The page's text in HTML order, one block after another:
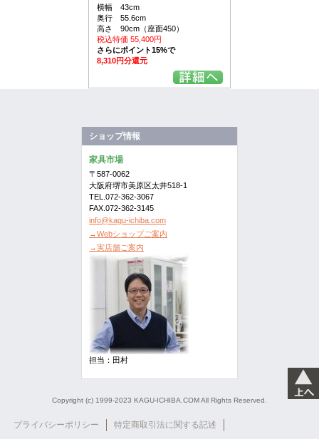
横幅 43cm
奥行 55.6cm
高さ 90cm（座面450）
税込特価 55,400円
さらにポイント15%で
8,310円分還元
ショップ情報
家具市場
〒587-0062
大阪府堺市美原区太井518-1
TEL.072-362-3067
FAX.072-362-3145
info@kagu-ichiba.com
→Webショップご案内
→実店舗ご案内
担当：田村
Copyright (c) 1999-2023 KAGU-ICHIBA.COM All Rights Reserved.
プライバシーポリシー 特定商取引法に関する記述